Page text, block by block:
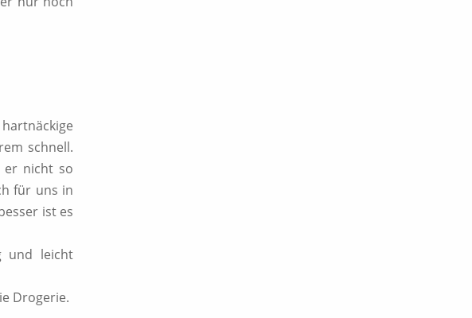
schnell.
er nicht so
für uns in
ist es
und leicht
Drogerie.